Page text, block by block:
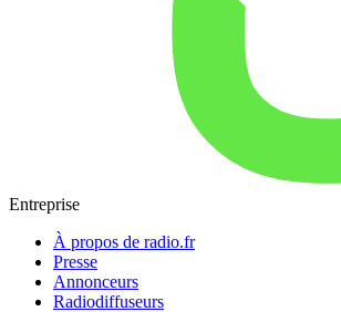
Entreprise
À propos de radio.fr
Presse
Annonceurs
Radiodiffuseurs